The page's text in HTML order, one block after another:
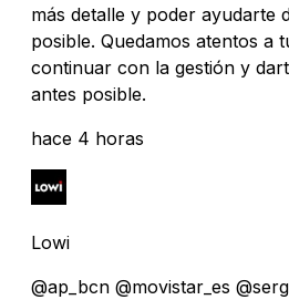
más detalle y poder ayudarte
posible. Quedamos atentos a
continuar con la gestión y
antes posible.
hace 4 horas
Lowi
@ap_bcn @movistar_es